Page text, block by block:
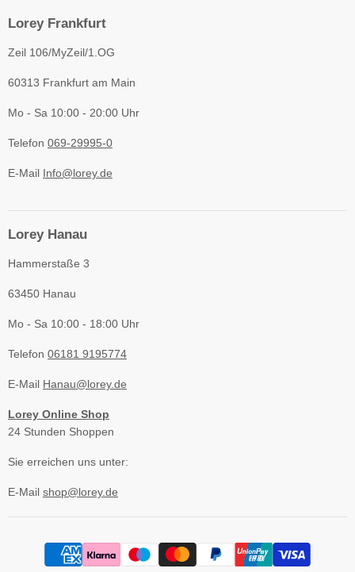
Lorey Frankfurt
Zeil 106/MyZeil/1.OG
60313 Frankfurt am Main
Mo - Sa 10:00 - 20:00 Uhr
Telefon 069-29995-0
E-Mail Info@lorey.de
Lorey Hanau
Hammerstaße 3
63450 Hanau
Mo - Sa 10:00 - 18:00 Uhr
Telefon 06181 9195774
E-Mail Hanau@lorey.de
Lorey Online Shop
24 Stunden Shoppen
Sie erreichen uns unter:
E-Mail shop@lorey.de